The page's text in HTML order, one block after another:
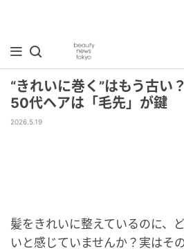
“きれいに巻く”はもう古い
50代ヘアは「毛先」が鍵
2026.5.19
髪をきれいに整えているのに、
いと感じていませんか？実はそ